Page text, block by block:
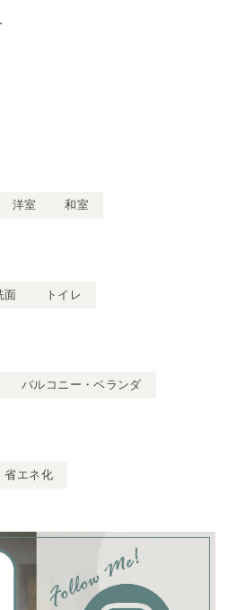
洋室 和室
面 トイレ
バルコニー・ベランダ
省エネ化